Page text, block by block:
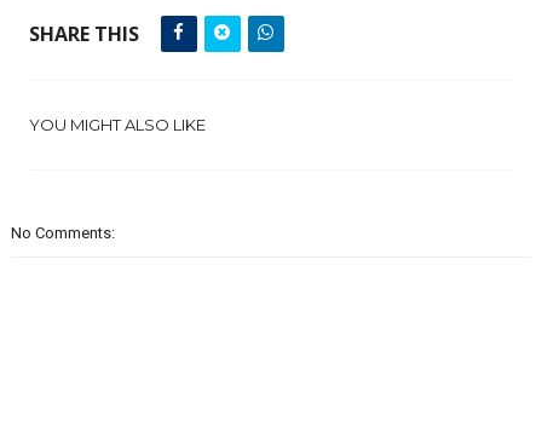
SHARE THIS
YOU MIGHT ALSO LIKE
No Comments: